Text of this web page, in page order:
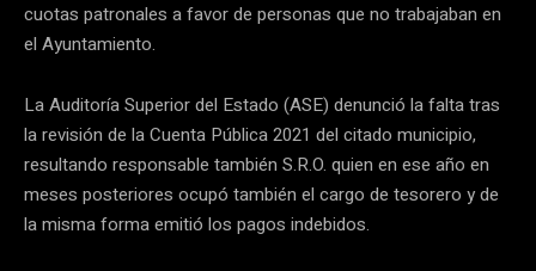
cuotas patronales a favor de personas que no trabajaban en
el Ayuntamiento.
La Auditoría Superior del Estado (ASE) denunció la falta tras
la revisión de la Cuenta Pública 2021 del citado municipio,
resultando responsable también S.R.O. quien en ese año en
meses posteriores ocupó también el cargo de tesorero y de
la misma forma emitió los pagos indebidos.